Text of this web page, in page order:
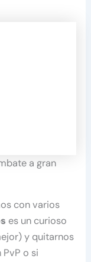
a gran
con varios
es un curioso
y quitarnos
o si